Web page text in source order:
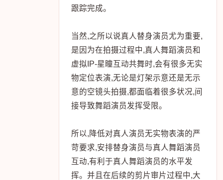
跟踪完成。
当然,之所以说真人替身演员尤为重要,
是因为在拍摄过程中,真人舞蹈演员和
虚拟IP-星瞳互动共舞时,会有很多无实
物定位表演,无论是灯架示意还是无示
意的空镜头拍摄,都面临着很多状况,间
接导致舞蹈演员发挥受限。
所以,降低对真人演员无实物表演的严
苛要求,安排替身演员与真人舞蹈演员
互动,有利于真人舞蹈演员的水平发
挥。并且在后续的剪片审片过程中,大